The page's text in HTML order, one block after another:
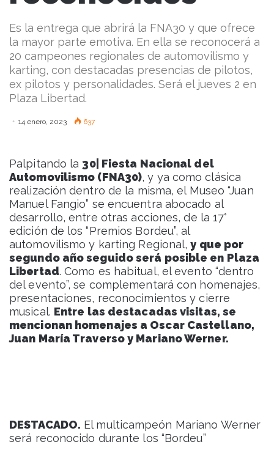
Es la entrega que abrirá la FNA30 y que ofrece
la mayor parte emotiva. En ella se reconocerá a
20 campeones regionales de automovilismo y
karting, con destacadas presencias de pilotos,
ex pilotos y personalidades. Será el jueves 2 en
Plaza Libertad.
14 enero, 2023 637
Palpitando la30| Fiesta Nacional del
Automovilismo (FNA30), y ya como clásica
realización dentro de la misma, el Museo “Juan
Manuel Fangio” se encuentra abocado al
desarrollo, entre otras acciones, de la 17°
edición de los “Premios Bordeu”, al
automovilismo y karting Regional,y que por
segundo año seguido será posible en Plaza
Libertad. Como es habitual, el evento “dentro
del evento”, se complementará con homenajes,
presentaciones, reconocimientos y cierre
musical. Entre las destacadas visitas, se
mencionan homenajes a Oscar Castellano,
Juan María Traverso y Mariano Werner.
DESTACADO. El multicampeón Mariano Werner
será reconocido durante los “Bordeu”